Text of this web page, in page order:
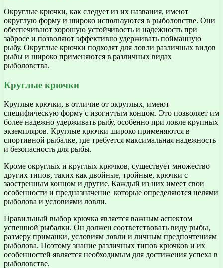
Округлые крючки, как следует из их названия, имеют
округлую форму и широко используются в рыболовстве. Они
обеспечивают хорошую устойчивость и надежность при
забросе и позволяют эффективно удерживать пойманную
рыбу. Округлые крючки подходят для ловли различных видов
рыбы и широко применяются в различных видах
рыболовства.
Круглые крючки
Круглые крючки, в отличие от округлых, имеют
специфическую форму с изогнутым концом. Это позволяет им
более надежно удерживать рыбу, особенно при ловле крупных
экземпляров. Круглые крючки широко применяются в
спортивной рыбалке, где требуется максимальная надежность
и безопасность для рыбы.
Кроме округлых и круглых крючков, существует множество
других типов, таких как двойные, тройные, крючки с
заостренным концом и другие. Каждый из них имеет свои
особенности и предназначение, которые определяются целями
рыболова и условиями ловли.
Правильный выбор крючка является важным аспектом
успешной рыбалки. Он должен соответствовать виду рыбы,
размеру приманки, условиям ловли и личным предпочтениям
рыболова. Поэтому знание различных типов крючков и их
особенностей является необходимым для достижения успеха в
рыболовстве.